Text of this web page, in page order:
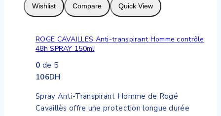
Wishlist Compare Quick View
ROGE CAVAILLES Anti-transpirant Homme contrôle
48h SPRAY 150ml
0 de 5
106DH
Spray Anti-Transpirant Homme de Rogé
Cavaillès offre une protection longue durée